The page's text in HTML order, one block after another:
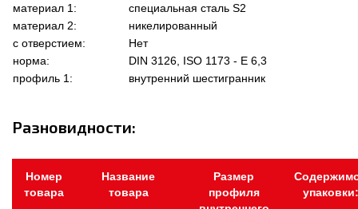
материал 1:
специальная сталь S2
материал 2:
никелированный
с отверстием:
Нет
норма:
DIN 3126, ISO 1173 - E 6,3
профиль 1:
внутренний шестигранник
Разновидности:
Номер
товара
Название
товара
Размер
профиля
упаковки: